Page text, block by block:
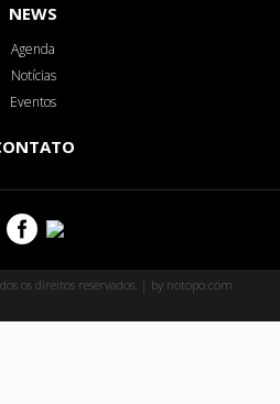
NEWS
Agenda
Notícias
Eventos
os direitos reservados. | by notopo.com